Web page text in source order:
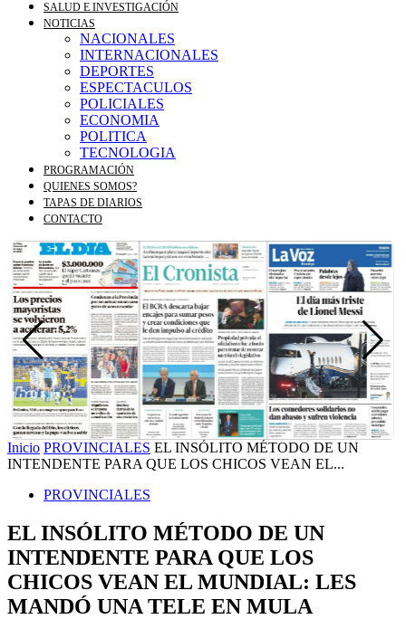
SALUD E INVESTIGACIÓN
NOTICIAS
NACIONALES
INTERNACIONALES
DEPORTES
ESPECTACULOS
POLICIALES
ECONOMIA
POLITICA
TECNOLOGIA
PROGRAMACIÓN
QUIENES SOMOS?
TAPAS DE DIARIOS
CONTACTO
Inicio PROVINCIALES EL INSÓLITO MÉTODO DE UN
INTENDENTE PARA QUE LOS CHICOS VEAN EL...
PROVINCIALES
EL INSÓLITO MÉTODO DE UN
INTENDENTE PARA QUE LOS
CHICOS VEAN EL MUNDIAL: LES
MANDÓ UNA TELE EN MULA